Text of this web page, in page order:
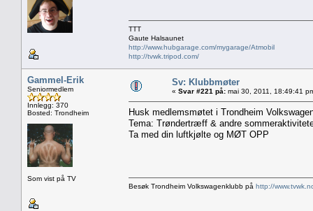
TTT
Gaute Halsaunet
http://www.hubgarage.com/mygarage/Atmobil
http://tvwk.tripod.com/
Gammel-Erik
Seniormedlem
Innlegg: 370
Bosted: Trondheim
Som vist på TV
Sv: Klubbmøter
« Svar #221 på: mai 30, 2011, 18:49:41
Husk medlemsmøtet i Trondheim
Tema: Trøndertræff & andre
Ta med din luftkjølte og MØT OPP
Besøk Trondheim Volkswagenklubb på http://